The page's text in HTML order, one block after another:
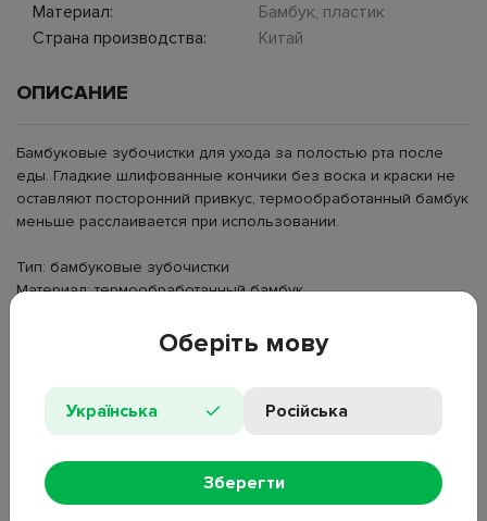
Материал:
Бамбук, пластик
Страна производства:
Китай
ОПИСАНИЕ
Бамбуковые зубочистки для ухода за полостью рта после
еды. Гладкие шлифованные кончики без воска и краски не
оставляют посторонний привкус, термообработанный бамбук
меньше расслаивается при использовании.
Тип: бамбуковые зубочистки
Материал: термообработанный бамбук
Кончики: шлифованные
Контейнер: пластиковый в форме Кактуса
ОСТАВИТЬ ОТЗЫВ ЗАДАТЬ ВОПРОС
Оберіть мову
Українська Російська
Зберегти